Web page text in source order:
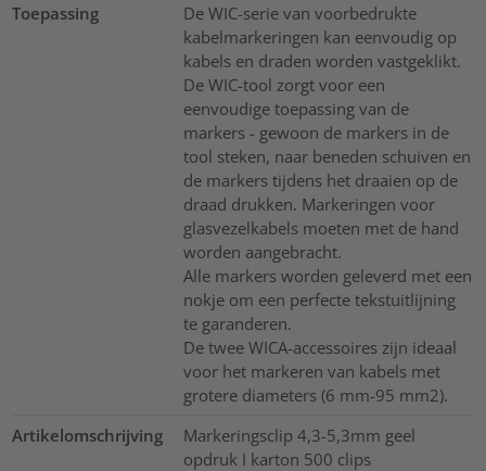
Toepassing
De WIC-serie van voorbedrukte
kabelmarkeringen kan eenvoudig op
kabels en draden worden vastgeklikt.
De WIC-tool zorgt voor een
eenvoudige toepassing van de
markers - gewoon de markers in de
tool steken, naar beneden schuiven en
de markers tijdens het draaien op de
draad drukken. Markeringen voor
glasvezelkabels moeten met de hand
worden aangebracht.
Alle markers worden geleverd met een
nokje om een perfecte tekstuitlijning
te garanderen.
De twee WICA-accessoires zijn ideaal
voor het markeren van kabels met
grotere diameters (6 mm-95 mm2).
Artikelomschrijving
Markeringsclip 4,3-5,3mm geel
opdruk I karton 500 clips